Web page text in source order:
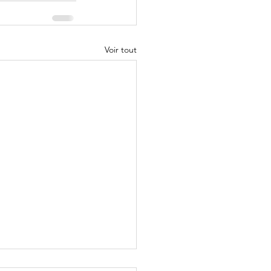
Voir tout